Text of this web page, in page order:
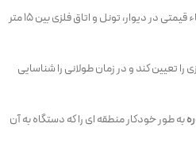
توانایی شناسایی اشیاء قیمتی در دیوار، تونل و اتاق فلزی بین 15 متر
تعیین کند و در زمان طولانی را شناسایی
به طور خودکار منطقه ای را که دستگاه به آن